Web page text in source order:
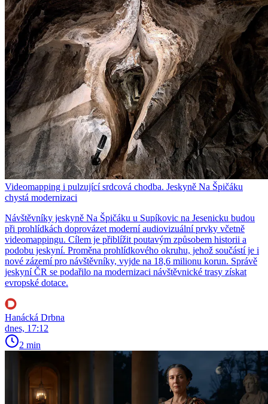
Videomapping i pulzující srdcová chodba. Jeskyně Na Špičáku
chystá modernizaci
Návštěvníky jeskyně Na Špičáku u Supíkovic na Jesenicku budou
při prohlídkách doprovázet moderní audiovizuální prvky včetně
videomappingu. Cílem je přiblížit poutavým způsobem historii a
podobu jeskyní. Proměna prohlídkového okruhu, jehož součástí je i
nové zázemí pro návštěvníky, vyjde na 18,6 milionu korun. Správě
jeskyní ČR se podařilo na modernizaci návštěvnické trasy získat
evropské dotace.
Hanácká Drbna
dnes, 17:12
2 min